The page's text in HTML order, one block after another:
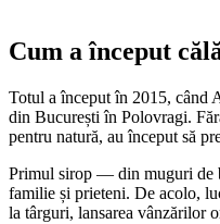
Cum a început
Totul a început în 2015, când
din București în Polovragi.
pentru natură, au început să
Primul sirop — din muguri de
familie și prieteni. De acolo,
la târguri, lansarea vânzărilor